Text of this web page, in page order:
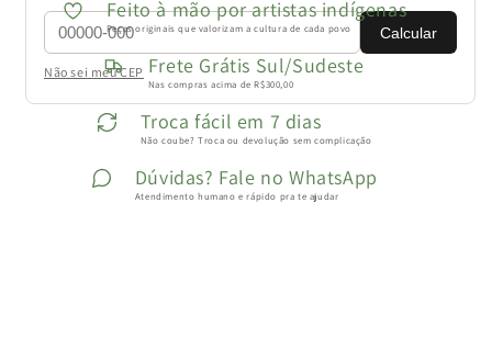
Calcular
Não sei meu CEP
Feito à mão por artistas indígenas
Peças originais que valorizam a cultura de cada povo
Frete Grátis Sul/Sudeste
Nas compras acima de R$300,00
Troca fácil em 7 dias
Não coube? Troca ou devolução sem complicação
Dúvidas? Fale no WhatsApp
Atendimento humano e rápido pra te ajudar